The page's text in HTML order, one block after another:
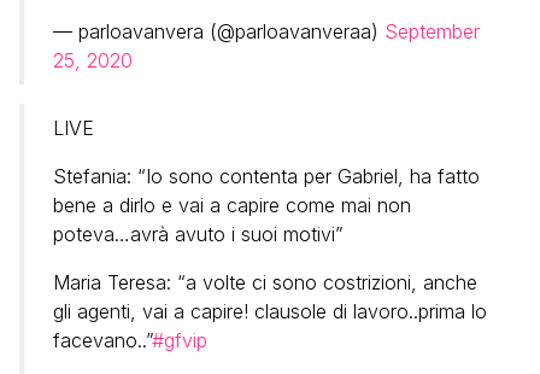
— parloavanvera (@parloavanveraa) September
25, 2020
LIVE
Stefania: “Io sono contenta per Gabriel, ha fatto
bene a dirlo e vai a capire come mai non
poteva…avrà avuto i suoi motivi”
Maria Teresa: “a volte ci sono costrizioni, anche
gli agenti, vai a capire! clausole di lavoro..prima lo
facevano..”#gfvip